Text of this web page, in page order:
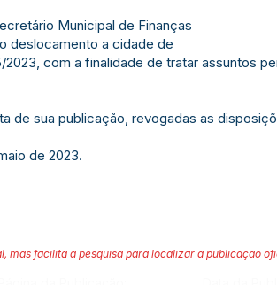
Municipal de Finanças
deslocamento a cidade de
com a finalidade de tratar assuntos
de sua publicação, revogadas as
de 2023.
mas facilita a pesquisa para localizar a publicação